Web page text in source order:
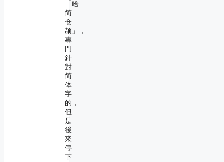
「哈
简
仓
颉」，
專
門
針
對
简
体
字
的，
但
是
後
來
停
下